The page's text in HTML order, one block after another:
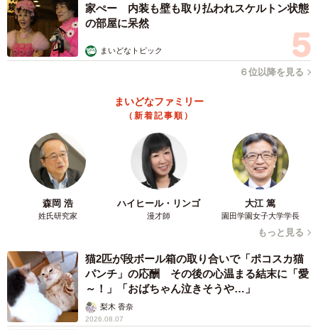
家ぺー 内装も壁も取り払われスケルトン状態
の部屋に呆然
まいどなトピック
６位以降を見る
まいどなファミリー
（新着記事順）
森岡 浩
姓氏研究家
ハイヒール・リンゴ
漫才師
大江 篤
園田学園女子大学学長
もっと見る
猫2匹が段ボール箱の取り合いで「ポコスカ猫
パンチ」の応酬 その後の心温まる結末に「愛
～！」「おばちゃん泣きそうや…」
梨木 香奈
2026.08.07